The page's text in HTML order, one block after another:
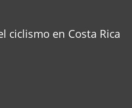
ciclismo en Costa Rica